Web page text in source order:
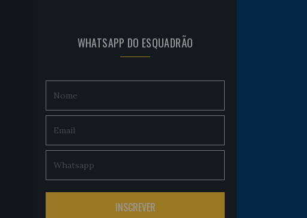
WHATSAPP DO ESQUADRÃO